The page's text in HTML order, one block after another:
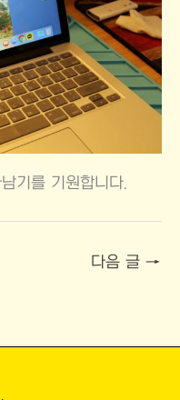
기를 기원합니다.
다음 글 →